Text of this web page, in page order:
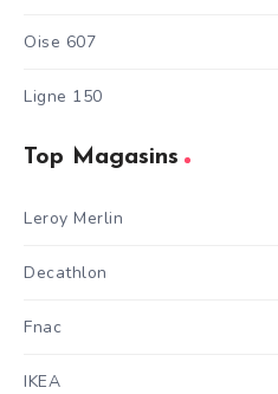
Oise 607
Ligne 150
Top Magasins
Leroy Merlin
Decathlon
Fnac
IKEA